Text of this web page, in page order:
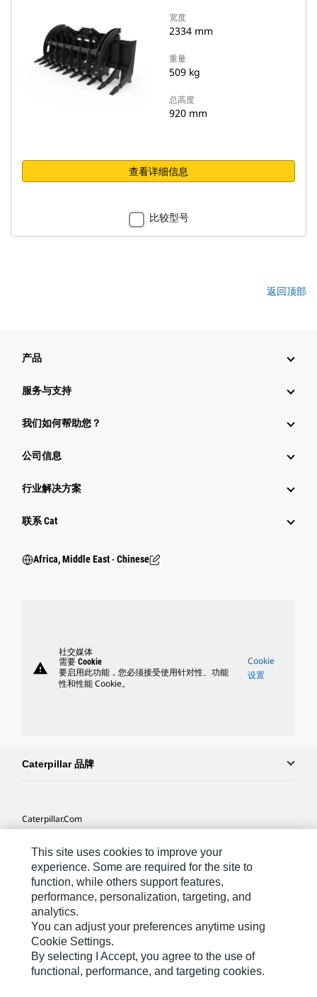
宽度
2334 mm
重量
509 kg
总高度
920 mm
查看详细信息
比较型号
返回顶部
产品
服务与支持
我们如何帮助您？
公司信息
行业解决方案
行业
联系 Cat
Africa, Middle East ‧ Chinese
warning
社交媒体
需要 Cookie
要启用此功能，您必须接受使用针对性、功能
性和性能 Cookie。
Cookie
设置
Caterpillar 品牌
Caterpillar.com
我的营销首选项
站点地图
Cookie Settings
法律
隐私
This site uses cookies to improve your
experience. Some are required for the site to
function, while others support features,
performance, personalization, targeting, and
analytics.
You can adjust your preferences anytime using
Cookie Settings.
By selecting I Accept, you agree to the use of
functional, performance, and targeting cookies.